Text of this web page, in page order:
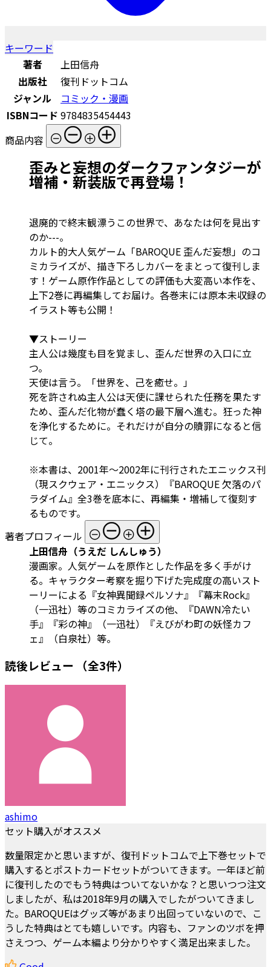
キーワード
著者
上田信舟
出版社
復刊ドットコム
ジャンル
コミック・漫画
ISBNコード 9784835454443
商品内容
歪みと妄想のダークファンタジーが
増補・新装版で再登場！
退廃的で終末観漂うこの世界で、あなたは何を見出す
のか---。
カルト的大人気ゲーム「BAROQUE 歪んだ妄想」のコ
ミカライズが、描き下ろしカバーをまとって復刊しま
す！ゲーム原作作品としての評価も大変高い本作を、
上下2巻に再編集してお届け。各巻末には原本未収録の
イラスト等も公開！
▼ストーリー
主人公は幾度も目を覚まし、歪んだ世界の入口に立
つ。
天使は言う。「世界を、己を癒せ。」
死を許されぬ主人公は天使に課せられた任務を果たす
ため、歪んだ化物が蠢く塔の最下層へ進む。狂った神
を浄化するために。それだけが自分の贖罪になると信
じて。
※本書は、2001年～2002年に刊行されたエニックス刊
（現スクウェア・エニックス）『BAROQUE 欠落のパ
ラダイム』全3巻を底本に、再編集・増補して復刻す
るものです。
著者プロフィール
上田信舟（うえだ しんしゅう）
漫画家。人気ゲームを原作とした作品を多く手がけ
る。キャラクター考察を掘り下げた完成度の高いスト
ーリーによる『女神異聞録ペルソナ』『幕末Rock』
（一迅社）等のコミカライズの他、『DAWN冷たい
手』『彩の神』（一迅社）『えびがわ町の妖怪カフ
ェ』（白泉社）等。
読後レビュー （全3件）
ashimo
セット購入がオススメ
数量限定かと思いますが、復刊ドットコムで上下巻セットで
購入するとポストカードセットがついてきます。一年ほど前
に復刊したのでもう特典はついてないかな？と思いつつ注文
しましたが、私は2018年9月の購入でしたがついてきまし
た。BAROQUEはグッズ等があまり出回っていないので、こ
うした特典はとても嬉しいです。内容も、ファンのツボを押
さえつつ、ゲーム本編より分かりやすく満足出来ました。